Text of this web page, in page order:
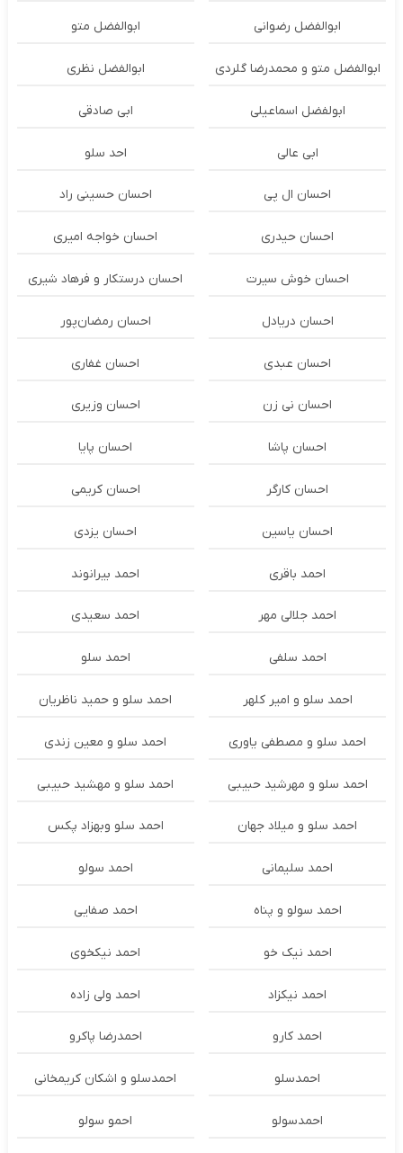
ابوالفضل رضوانی ابوالفضل متو
ابوالفضل متو و محمدرضا گلردی ابوالفضل نظری
ابولفضل اسماعیلی ابی صادقی
ابی عالی احد سلو
احسان ال پی احسان حسینی راد
احسان حیدری احسان خواجه امیری
احسان خوش سیرت احسان درستكار و فرهاد شيرى
احسان دریادل احسان رمضان‌پور
احسان عبدی احسان غفاری
احسان نی زن احسان وزیری
احسان پاشا احسان پایا
احسان کارگر احسان کریمی
احسان یاسین احسان یزدی
احمد باقری احمد بیرانوند
احمد جلالی مهر احمد سعیدی
احمد سلفی احمد سلو
احمد سلو و امیر کلهر احمد سلو و حمید ناظریان
احمد سلو و مصطفی یاوری احمد سلو و معین زندی
احمد سلو و مهرشید حبیبی احمد سلو و مهشید حبیبی
احمد سلو و میلاد جهان احمد سلو وبهزاد پکس
احمد سلیمانی احمد سولو
احمد سولو و پناه احمد صفایی
احمد نیک خو احمد نیکخوی
احمد نیکزاد احمد ولی زاده
احمد کارو احمدرضا پاکرو
احمدسلو احمدسلو و اشکان کریمخانی
احمدسولو احمو سولو